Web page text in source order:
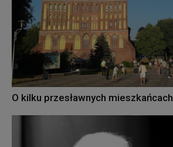
O kilku przesławnych